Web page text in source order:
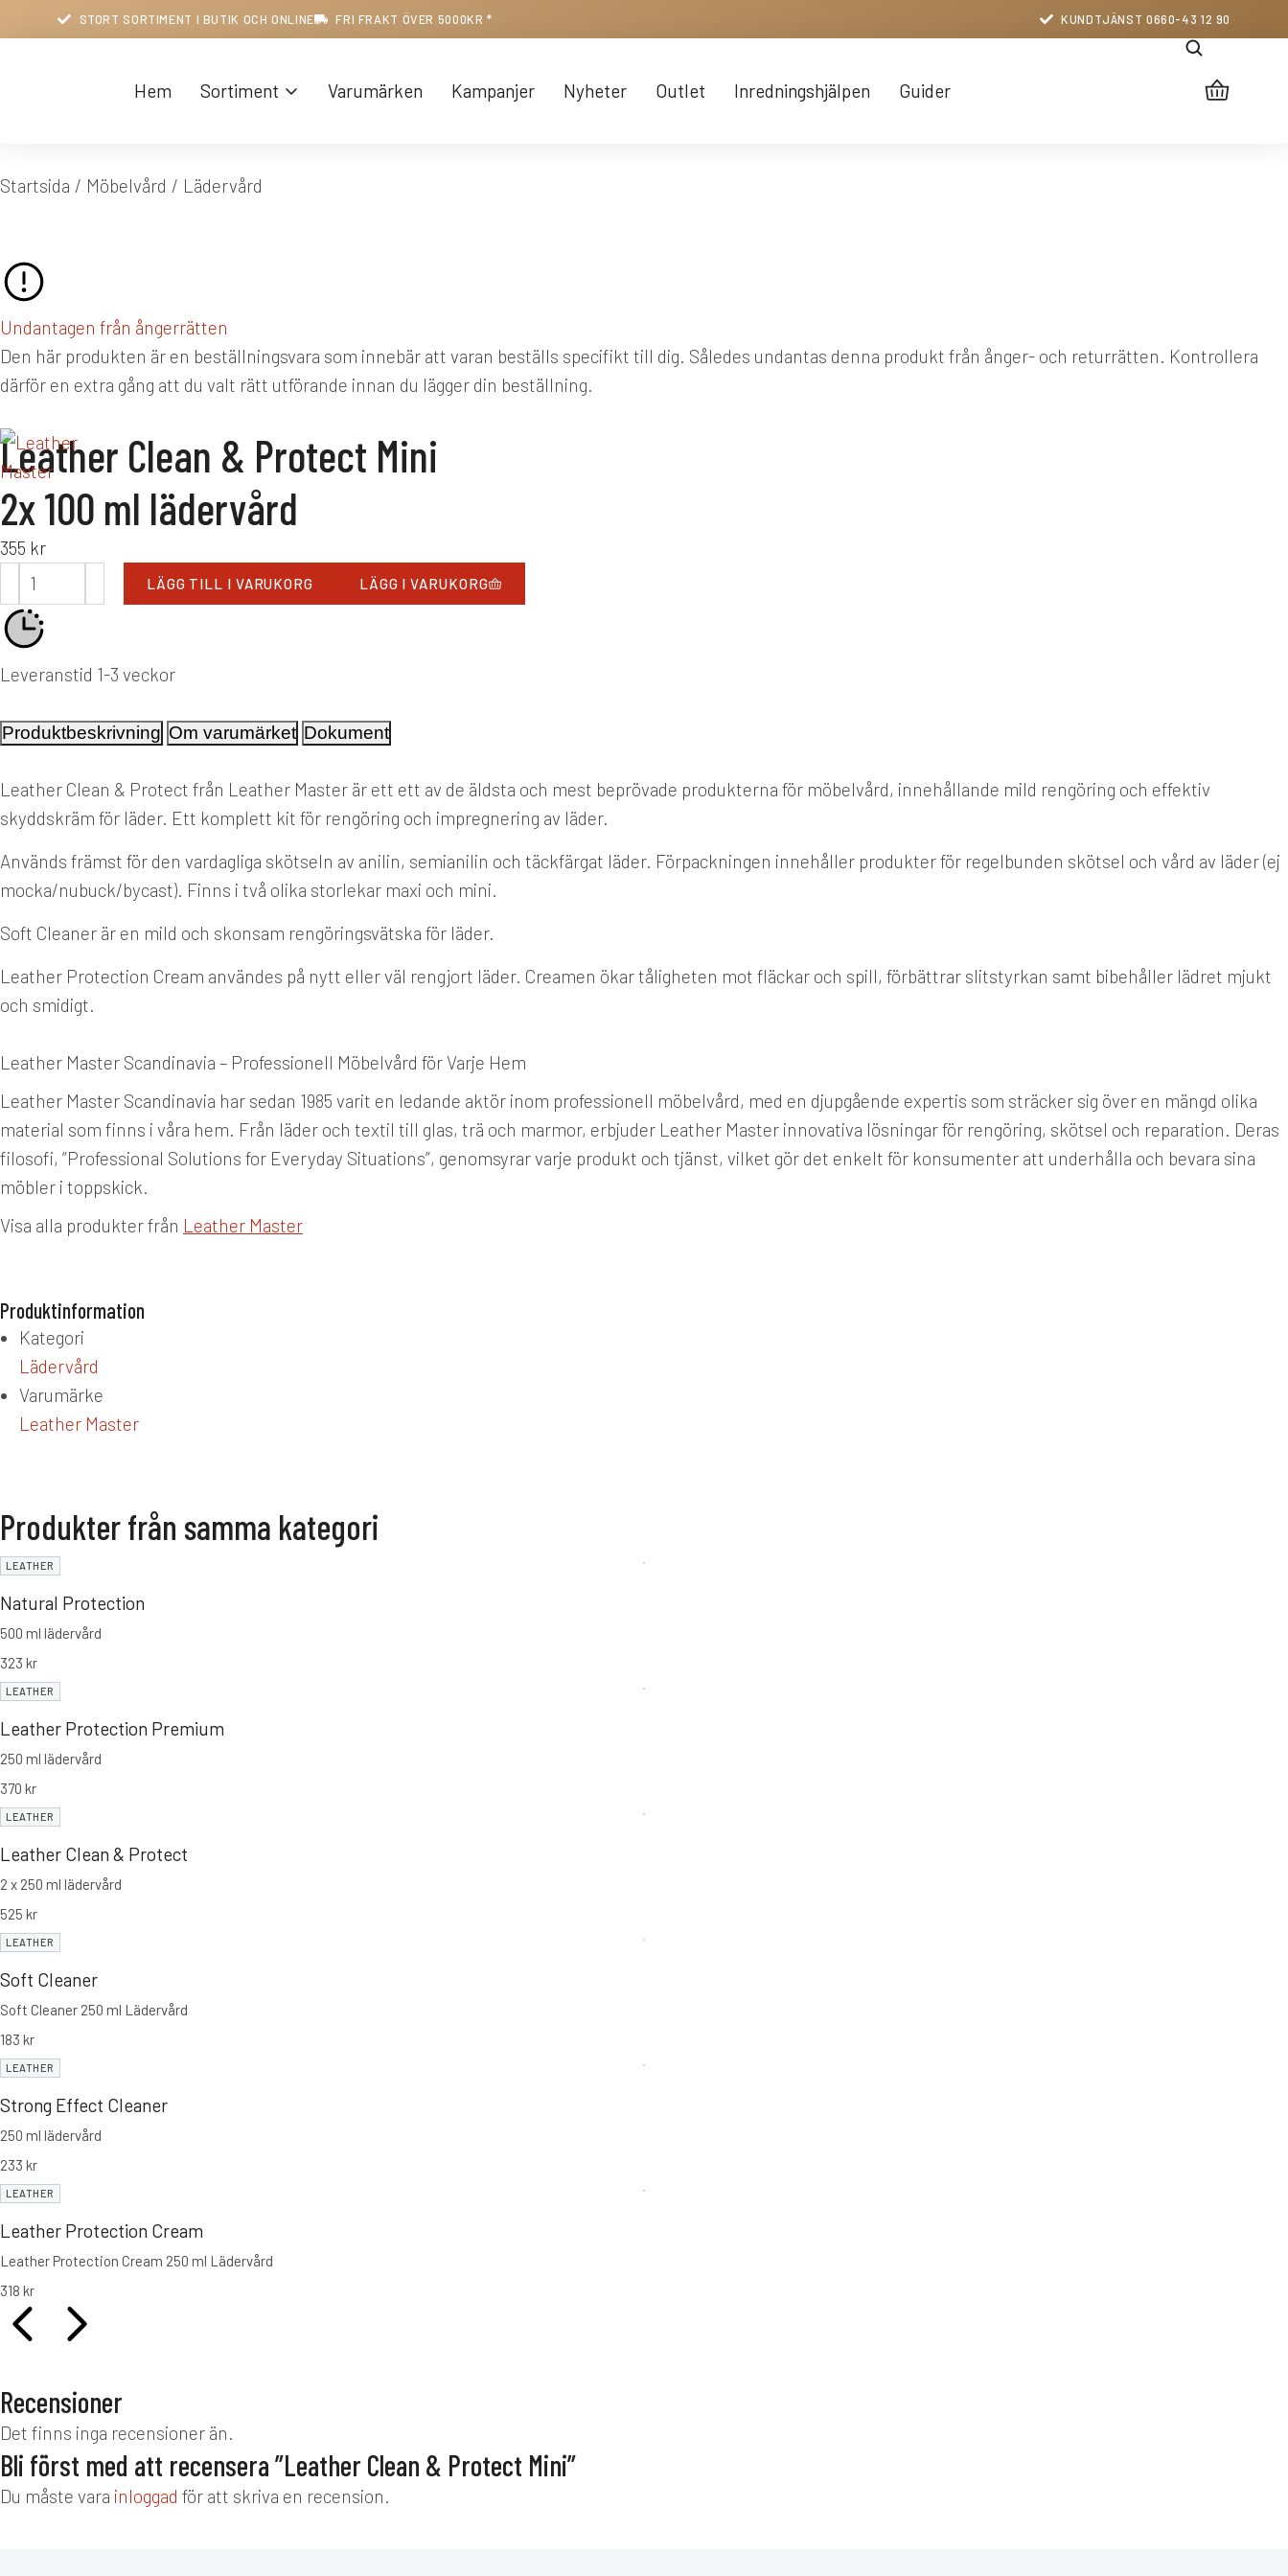
STORT SORTIMENT I BUTIK OCH ONLINE FRI FRAKT ÖVER 5000KR * KUNDTJÄNST 0660-43 12 90
Hem Sortiment Varumärken Kampanjer Nyheter Outlet Inredningshjälpen Guider
Du är här:
Startsida Möbelvård Lädervård
Undantagen från ångerrätten
Den här produkten är en beställningsvara som innebär att varan beställs specifikt till dig. Således undantas denna produkt från ånger- och returrätten. Kontrollera
därför en extra gång att du valt rätt utförande innan du lägger din beställning.
Leather Clean & Protect Mini
2x 100 ml lädervård
355 kr
LÄGG TILL I VARUKORG LÄGG I VARUKORG
Leveranstid 1-3 veckor
Produktbeskrivning Om varumärket Dokument
Leather Clean & Protect från Leather Master är ett ett av de äldsta och mest beprövade produkterna för möbelvård, innehållande mild rengöring och effektiv
skyddskräm för läder. Ett komplett kit för rengöring och impregnering av läder.
Används främst för den vardagliga skötseln av anilin, semianilin och täckfärgat läder. Förpackningen innehåller produkter för regelbunden skötsel och vård av läder (ej
mocka/nubuck/bycast). Finns i två olika storlekar maxi och mini.
Soft Cleaner är en mild och skonsam rengöringsvätska för läder.
Leather Protection Cream användes på nytt eller väl rengjort läder. Creamen ökar tåligheten mot fläckar och spill, förbättrar slitstyrkan samt bibehåller lädret mjukt
och smidigt.
Leather Master Scandinavia – Professionell Möbelvård för Varje Hem
Leather Master Scandinavia har sedan 1985 varit en ledande aktör inom professionell möbelvård, med en djupgående expertis som sträcker sig över en mängd olika
material som finns i våra hem. Från läder och textil till glas, trä och marmor, erbjuder Leather Master innovativa lösningar för rengöring, skötsel och reparation. Deras
filosofi, ”Professional Solutions for Everyday Situations”, genomsyrar varje produkt och tjänst, vilket gör det enkelt för konsumenter att underhålla och bevara sina
möbler i toppskick.
Visa alla produkter från Leather Master
Produktinformation
Kategori
Lädervård
Varumärke
Leather Master
Produkter från samma kategori
LEATHER
Natural Protection
500 ml lädervård
323 kr
LEATHER
Leather Protection Premium
250 ml lädervård
370 kr
LEATHER
Leather Clean & Protect
2 x 250 ml lädervård
525 kr
LEATHER
Soft Cleaner
Soft Cleaner 250 ml Lädervård
183 kr
LEATHER
Strong Effect Cleaner
250 ml lädervård
233 kr
LEATHER
Leather Protection Cream
Leather Protection Cream 250 ml Lädervård
318 kr
Recensioner
Det finns inga recensioner än.
Bli först med att recensera ”Leather Clean & Protect Mini”
Du måste vara inloggad för att skriva en recension.